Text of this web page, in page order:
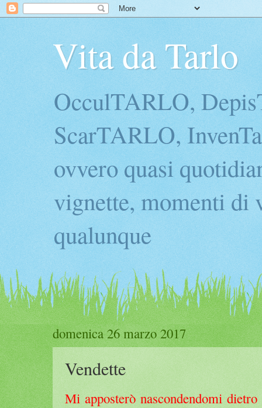
Vita da Tarlo
OcculTARLO,
ScarTARLO,
ovvero quasi
vignette, momenti di
qualunque
domenica 26 marzo 2017
Vendette
Mi apposterò nascondendomi